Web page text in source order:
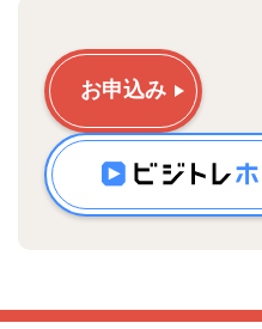
お申込み